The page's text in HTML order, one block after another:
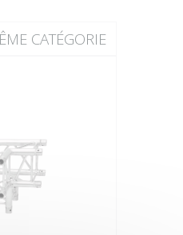
CATÉGORIE